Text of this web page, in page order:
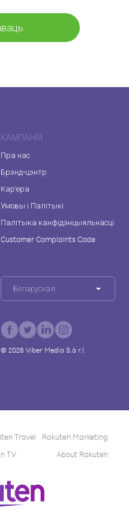
КАМПАНІЯ
Пра нас
Брэнд-цэнтр
Кар'ера
Умовы і Палітыкі
Палітыка канфідэнцыяльнасці
Customer Complaints Code
Беларуская
© 2026Viber Media S.à r.l.
Travel
Rakuten Marketing
TV About Rakuten